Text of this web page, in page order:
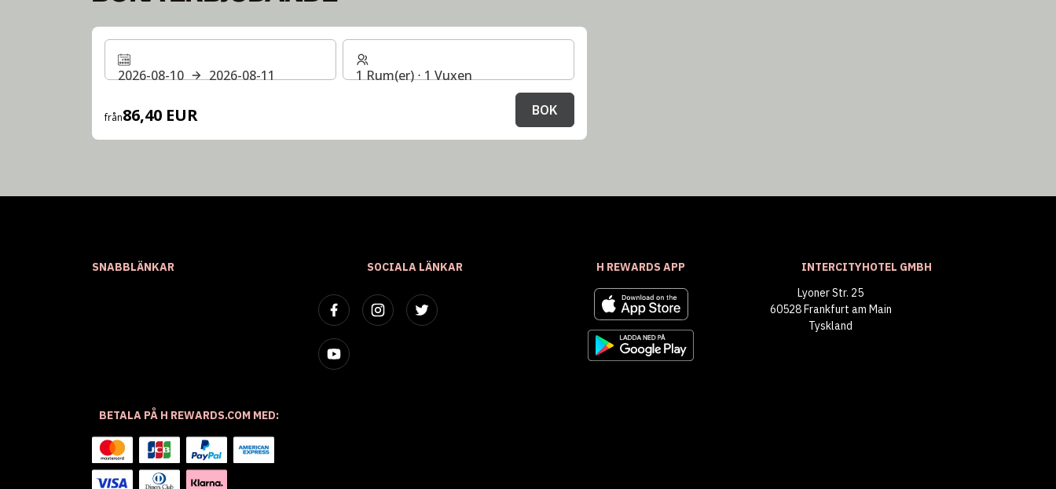
2026-08-10 2026-08-11
från86,40 EUR
1 Rum(er) ⋅ 1 Vuxen
BOK
SNABBLÄNKAR SOCIALA LÄNKAR H REWARDS APP
INTERCITYHOTEL GMBH
Lyoner Str. 25
60528 Frankfurt am Main
Tyskland
BETALA PÅ H REWARDS.COM MED: